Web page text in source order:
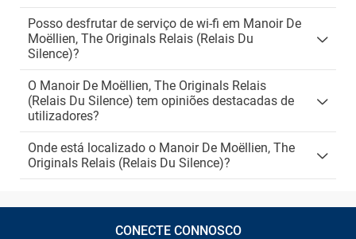
Posso desfrutar de serviço de wi-fi em Manoir De
Moëllien, The Originals Relais (Relais Du
Silence)?
O Manoir De Moëllien, The Originals Relais
(Relais Du Silence) tem opiniões destacadas de
utilizadores?
Onde está localizado o Manoir De Moëllien, The
Originals Relais (Relais Du Silence)?
CONECTE CONNOSCO